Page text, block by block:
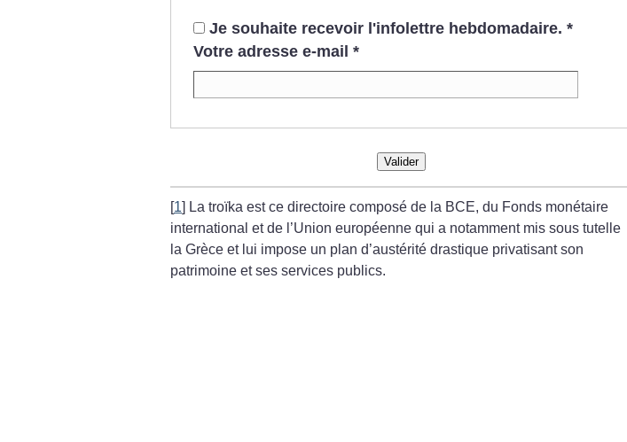
Je souhaite recevoir l'infolettre hebdomadaire. *
Votre adresse e-mail *
Valider
1 La troïka est ce directoire composé de la BCE, du Fonds monétaire
international et de l’Union européenne qui a notamment mis sous tutelle
la Grèce et lui impose un plan d’austérité drastique privatisant son
patrimoine et ses services publics.